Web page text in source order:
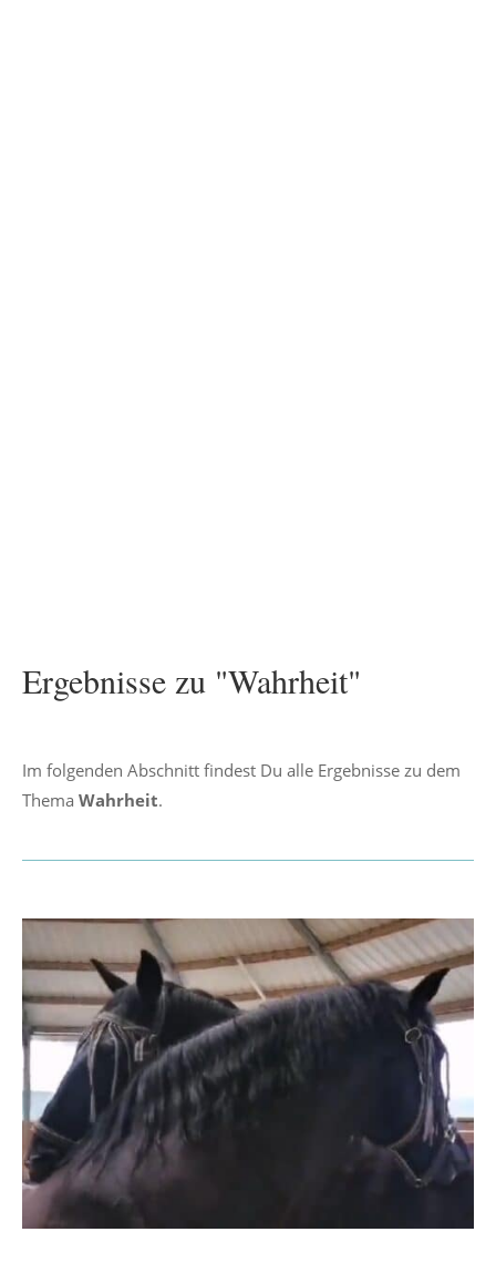
Ergebnisse zu "Wahrheit"
Im folgenden Abschnitt findest Du alle Ergebnisse zu dem
Thema Wahrheit.